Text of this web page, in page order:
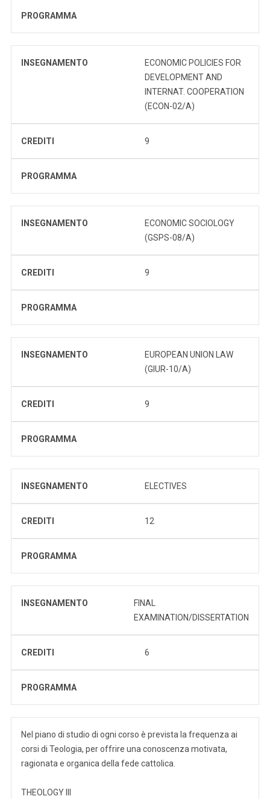
PROGRAMMA
INSEGNAMENTO
ECONOMIC POLICIES FOR
DEVELOPMENT AND
INTERNAT. COOPERATION
(ECON-02/A)
CREDITI 9
PROGRAMMA
INSEGNAMENTO
ECONOMIC SOCIOLOGY
(GSPS-08/A)
CREDITI 9
PROGRAMMA
INSEGNAMENTO
EUROPEAN UNION LAW
(GIUR-10/A)
CREDITI 9
PROGRAMMA
INSEGNAMENTO ELECTIVES
CREDITI 12
PROGRAMMA
INSEGNAMENTO
FINAL
EXAMINATION/DISSERTATION
CREDITI 6
PROGRAMMA
Nel piano di studio di ogni corso è prevista la frequenza ai
corsi di Teologia, per offrire una conoscenza motivata,
ragionata e organica della fede cattolica.
THEOLOGY III